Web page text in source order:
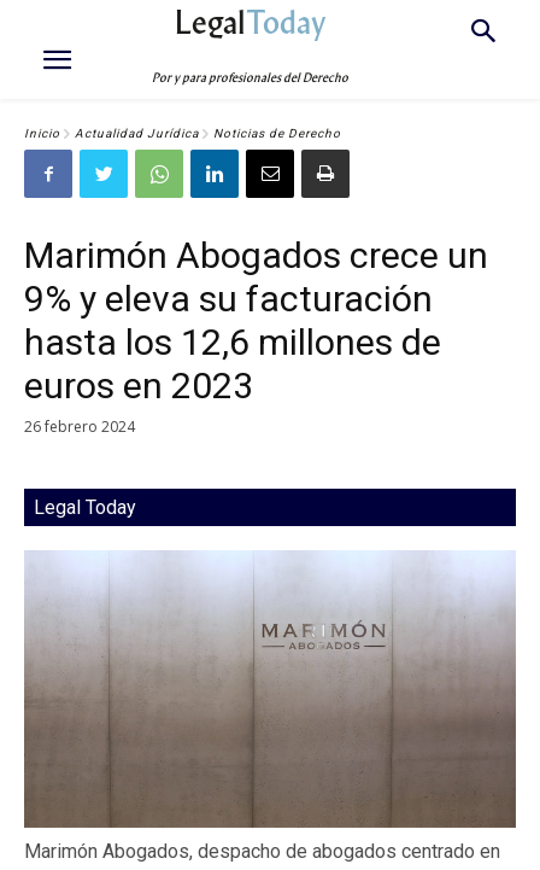
LegalToday
Por y para profesionales del Derecho
Inicio Actualidad Jurídica Noticias de Derecho
Marimón Abogados crece un
9% y eleva su facturación
hasta los 12,6 millones de
euros en 2023
26 febrero 2024
Legal Today
Marimón Abogados, despacho de abogados centrado en